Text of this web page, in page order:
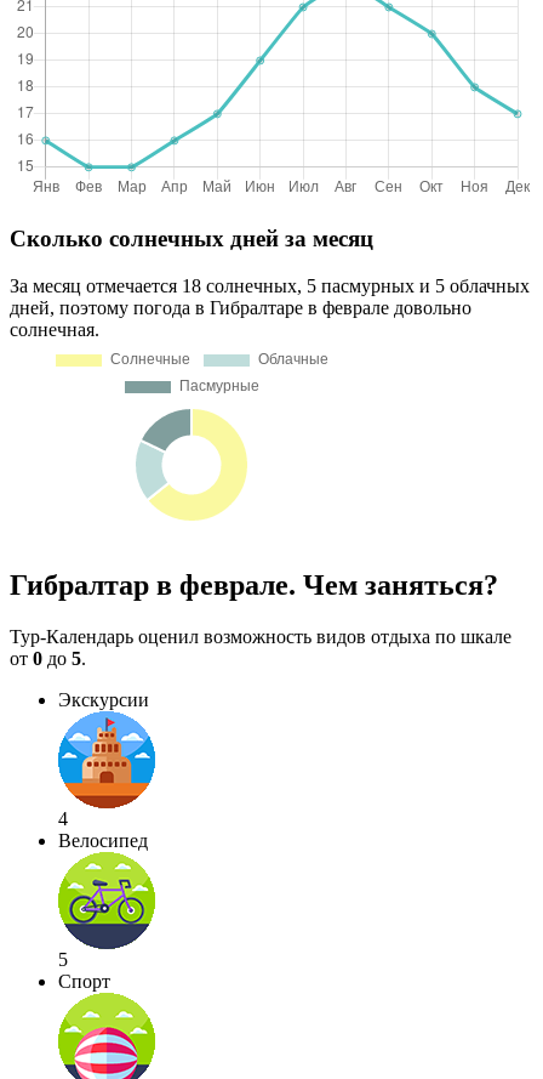
Сколько солнечных дней за месяц
За месяц отмечается 18 солнечных, 5 пасмурных и 5 облачных
дней, поэтому погода в Гибралтаре в феврале довольно
солнечная.
Гибралтар в феврале. Чем заняться?
Тур-Календарь оценил возможность видов отдыха по шкале
от 0 до 5.
Экскурсии
4
Велосипед
5
Спорт